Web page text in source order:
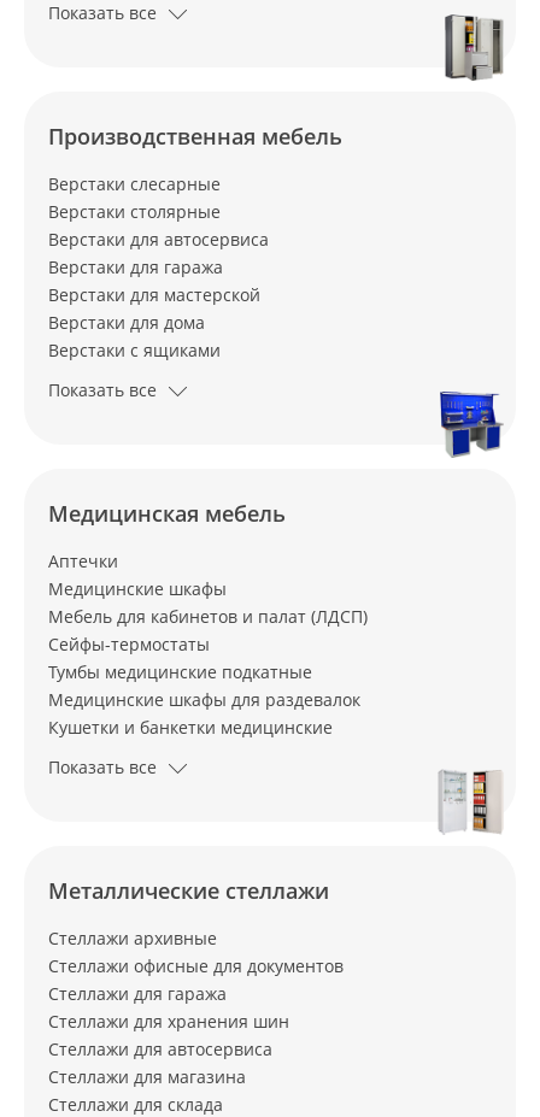
Показать все
Производственная мебель
Верстаки слесарные
Верстаки столярные
Верстаки для автосервиса
Верстаки для гаража
Верстаки для мастерской
Верстаки для дома
Верстаки с ящиками
Показать все
Медицинская мебель
Аптечки
Медицинские шкафы
Мебель для кабинетов и палат (ЛДСП)
Сейфы-термостаты
Тумбы медицинские подкатные
Медицинские шкафы для раздевалок
Кушетки и банкетки медицинские
Показать все
Металлические стеллажи
Стеллажи архивные
Стеллажи офисные для документов
Стеллажи для гаража
Стеллажи для хранения шин
Стеллажи для автосервиса
Стеллажи для магазина
Стеллажи для склада